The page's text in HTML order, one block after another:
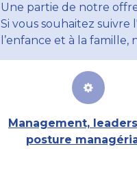
Une partie de notre
Si vous souhaitez suivre
l’enfance et à la famille,
Management,
posture